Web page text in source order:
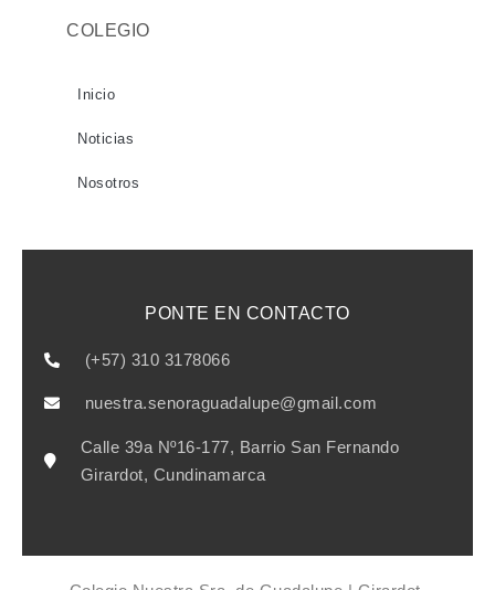
COLEGIO
Inicio
Noticias
Nosotros
PONTE EN CONTACTO
(+57) 310 3178066
nuestra.senoraguadalupe@gmail.com
Calle 39a Nº16-177, Barrio San Fernando
Girardot, Cundinamarca